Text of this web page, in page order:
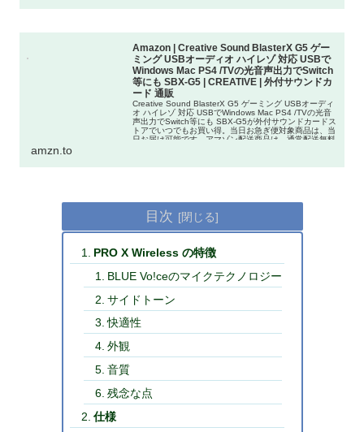
Amazon | Creative Sound BlasterX G5 ゲー
ミング USBオーディオ ハイレゾ 対応 USBで
Windows Mac PS4 /TVの光音声出力でSwitch
等にも SBX-G5 | CREATIVE | 外付サウンドカ
ード 通販
Creative Sound BlasterX G5 ゲーミング USBオーディ
オ ハイレゾ 対応 USBでWindows Mac PS4 /TVの光音
声出力でSwitch等にも SBX-G5が外付サウンドカードス
トアでいつでもお買い得。当日お急ぎ便対象商品は、当
日お届け可能です。アマゾン配送商品は、通常配送無料
amzn.to
目次
PRO X Wireless の特徴
BLUE Vo!ceのマイクテクノロジー
サイドトーン
快適性
外観
音質
残念な点
仕様